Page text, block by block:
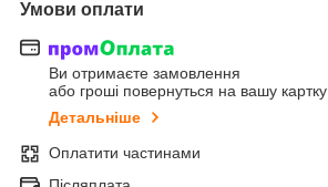
Умови оплати
Ви отримаєте замовлення
або гроші повернуться на вашу картку
Детальніше
Оплатити частинами